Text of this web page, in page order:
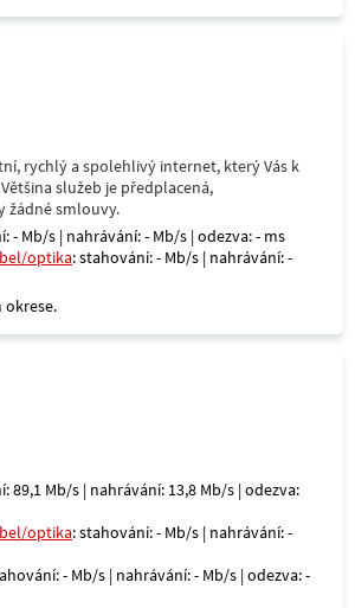
rychlý a spolehlivý internet, který Vás k
služeb je předplacená,
žádné smlouvy.
- Mb/s | nahrávání: - Mb/s | odezva: - ms
optika: stahování: - Mb/s | nahrávání: -
okrese.
89,1 Mb/s | nahrávání: 13,8 Mb/s | odezva:
optika: stahování: - Mb/s | nahrávání: -
- Mb/s | nahrávání: - Mb/s | odezva: -